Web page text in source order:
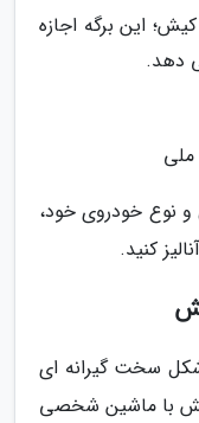
این برگه اجازه
ملی
و نوع خودروی خود،
کنید.
سخت گیرانه ای
با ماشین شخصی